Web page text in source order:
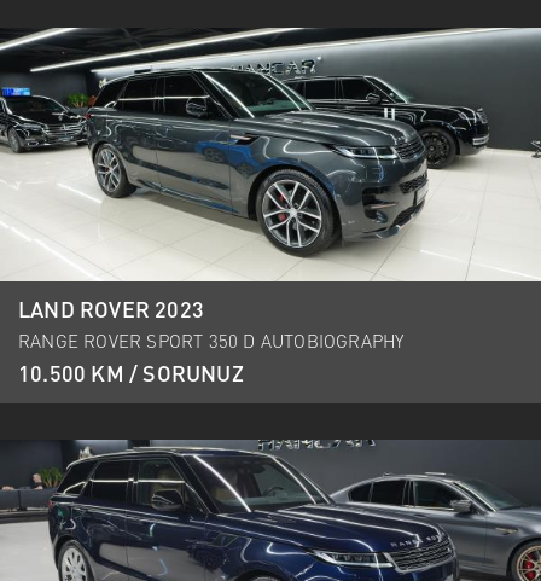
LAND ROVER 2023
RANGE ROVER SPORT 350 D AUTOBIOGRAPHY
10.500 KM / SORUNUZ